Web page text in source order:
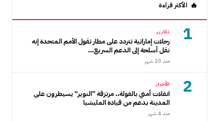
الأكثر قراءة
1 تقارير
رحلات إماراتية تتردد على مطار تقول الأمم المتحدة إنه
نقل أسلحة إلى الدعم السريع...
منذ 20 شهر
2 الأخبار
انفلات أمني بالفولة.. مرتزقة ”النوير“ يسيطرون على
المدينة بدعم من قيادة المليشيا
منذ 4 شهر